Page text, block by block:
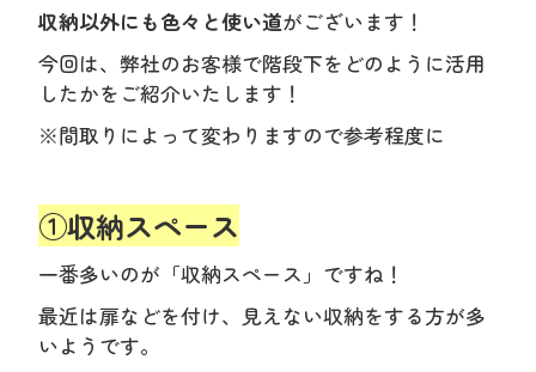
収納以外にも色々と使い道がございます！
今回は、弊社のお客様で階段下をどのように活用
したかをご紹介いたします！
※間取りによって変わりますので参考程度に
①収納スペース
一番多いのが「収納スペース」ですね！
最近は扉などを付け、見えない収納をする方が多
いようです。